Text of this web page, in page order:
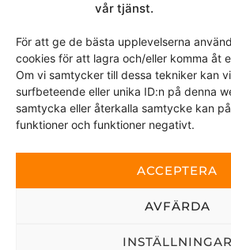
vår tjänst.
För att ge de bästa upplevelserna
cookies för att lagra och/eller komma åt
Om vi samtycker till dessa tekniker kan
surfbeteende eller unika ID:n på denna
samtycka eller återkalla samtycke kan
funktioner och funktioner negativt.
ACCEPTERA
AVFÄRDA
INSTÄLLNINGAR
Genom att skicka detta
att vi tar del av de personuppgifter du